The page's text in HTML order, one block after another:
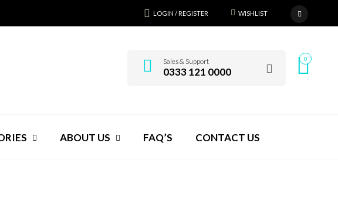
LOGIN / REGISTER WISHLIST
Sales & Support
0333 121 0000
0
ABOUT US FAQ’S CONTACT US